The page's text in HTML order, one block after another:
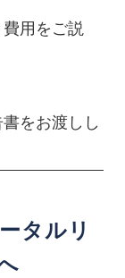
用をご説
をお渡しし
タルリ